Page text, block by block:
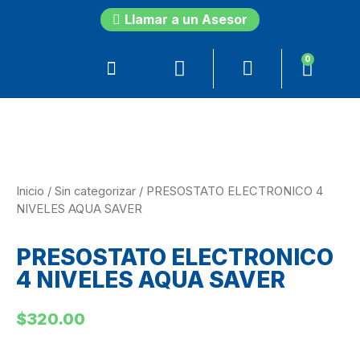
Llamar a un Asesor
0
Inicio / Sin categorizar / PRESOSTATO ELECTRONICO 4
NIVELES AQUA SAVER
PRESOSTATO ELECTRONICO
4 NIVELES AQUA SAVER
$320.00